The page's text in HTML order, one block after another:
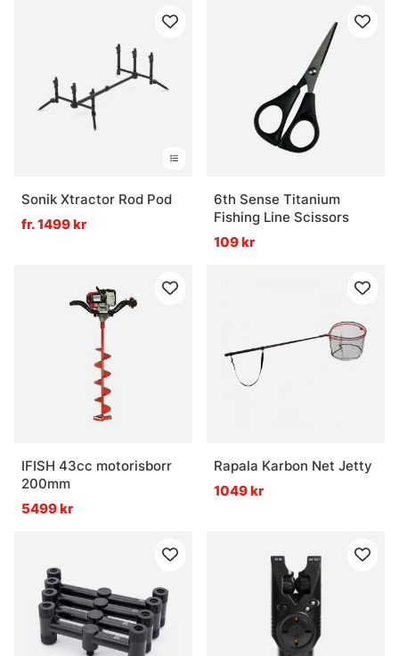
Sonik Xtractor Rod Pod
fr. 1499 kr
6th Sense Titanium
Fishing Line Scissors
109 kr
IFISH 43cc motorisborr
200mm
5499 kr
Rapala Karbon Net Jetty
1049 kr